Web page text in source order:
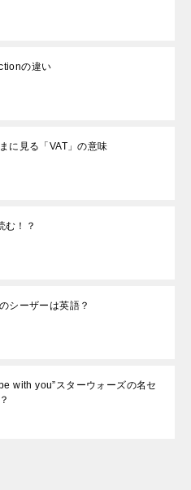
の違い
に見る「VAT」の意味
む！？
シーザーは英語？
with you”スターウォーズの名セ